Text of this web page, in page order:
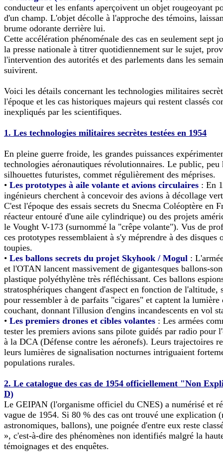
conducteur et les enfants aperçoivent un objet rougeoyant
d'un champ. L'objet décolle à l'approche des témoins,
brume odorante derrière lui.
Cette accélération phénoménale des cas en seulement sept
la presse nationale à titrer quotidiennement sur le sujet,
l'intervention des autorités et des parlements dans les
suivirent.
Voici les détails concernant les technologies militaires
l'époque et les cas historiques majeurs qui restent classés
inexpliqués par les scientifiques.
1. Les technologies militaires secrètes testées en 1954
En pleine guerre froide, les grandes puissances
technologies aéronautiques révolutionnaires. Le public, peu
silhouettes futuristes, commet régulièrement des méprises.
• Les prototypes à aile volante et avions circulaires : En
ingénieurs cherchent à concevoir des avions à décollage
C'est l'époque des essais secrets du Snecma Coléoptère en
réacteur entouré d'une aile cylindrique) ou des projets
le Vought V-173 (surnommé la "crêpe volante"). Vus de
ces prototypes ressemblaient à s'y méprendre à des disques
toupies.
• Les ballons secrets du projet Skyhook / Mogul :
et l'OTAN lancent massivement de gigantesques ballons-
plastique polyéthylène très réfléchissant. Ces ballons
stratosphériques changent d'aspect en fonction de l'altitude,
pour ressembler à de parfaits "cigares" et captent la lumière
couchant, donnant l'illusion d'engins incandescents en vol
• Les premiers drones et cibles volantes : Les armées
tester les premiers avions sans pilote guidés par radio pour
à la DCA (Défense contre les aéronefs). Leurs trajectoires
leurs lumières de signalisation nocturnes intriguaient
populations rurales.
2. Le catalogue des cas de 1954 officiellement "Non
D)
Le GEIPAN (l'organisme officiel du CNES) a numérisé et
vague de 1954. Si 80 % des cas ont trouvé une explication
astronomiques, ballons), une poignée d'entre eux reste
», c'est-à-dire des phénomènes non identifiés malgré la
témoignages et des enquêtes.